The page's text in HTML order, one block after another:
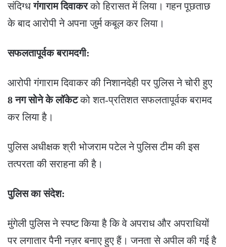
संदिग्धगंगाराम दिवाकरको हिरासत में लिया। गहन पूछताछ
के बाद आरोपी ने अपना जुर्म कबूल कर लिया।
सफलतापूर्वक बरामदगी:
​आरोपी गंगाराम दिवाकर की निशानदेही पर पुलिस ने चोरी हुए
8 नग सोने के लॉकेटको शत-प्रतिशत सफलतापूर्वक बरामद
कर लिया है।
​पुलिस अधीक्षक श्री भोजराम पटेल ने पुलिस टीम की इस
तत्परता की सराहना की है।
पुलिस का संदेश:
​मुंगेली पुलिस ने स्पष्ट किया है कि वे अपराध और अपराधियों
पर लगातार पैनी नज़र बनाए हुए हैं। जनता से अपील की गई है